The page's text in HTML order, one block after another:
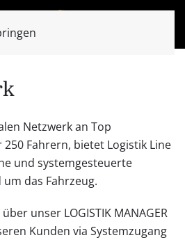
Netzwerk an Top
Fahrern, bietet Logistik Line
und systemgesteuerte
das Fahrzeug.
unser LOGISTIK MANAGER
Kunden via Systemzugang